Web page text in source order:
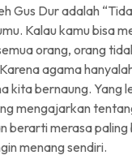
Gus Dur adalah
Kalau kamu bisa
orang, orang
agama
kita bernaung. Yang
mengajarkan
berarti merasa paling
menang sendiri.